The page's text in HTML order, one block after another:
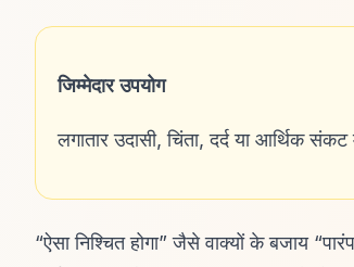
जिम्मेदार उपयोग
लगातार उदासी, चिंता, दर्द या आर्थिक संकट
“ऐसा निश्चित होगा” जैसे वाक्यों के बजाय